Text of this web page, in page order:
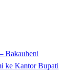
Bakauheni
ke Kantor Bupati